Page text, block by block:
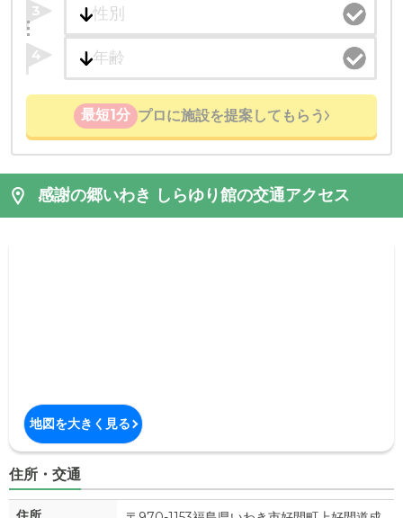
3
4
最短1分 プロに施設を提案してもらう
感謝の郷いわき しらゆり館の交通アクセス
地図を大きく見る
住所・交通